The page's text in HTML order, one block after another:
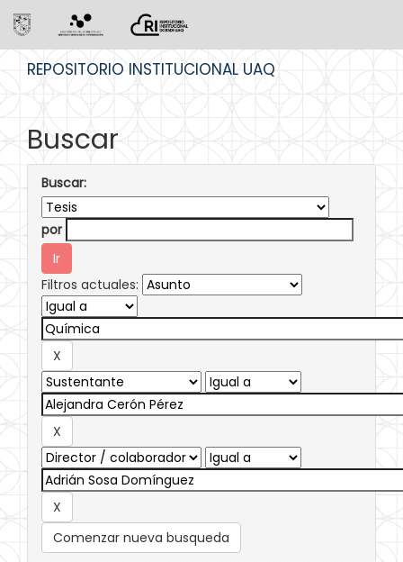
REPOSITORIO INSTITUCIONAL UAQ
Buscar
Buscar:
por
Filtros actuales:
Comenzar nueva busqueda